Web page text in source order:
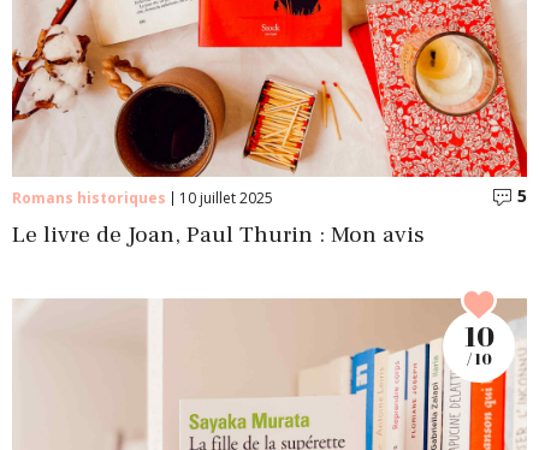
Romans historiques 10 juillet 2025 5
Le livre de Joan, Paul Thurin : Mon avis
10
/ 10